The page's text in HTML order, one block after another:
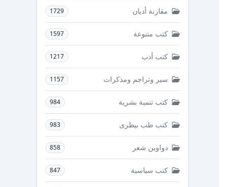
مقارنة أديان 1729
كتب متنوعة 1597
كتب أدب 1217
سير وتراجم ومذكرات 1157
كتب تنمية بشرية 984
كتب طب بيطرى 983
دواوين شعر 858
كتب سياسية 847